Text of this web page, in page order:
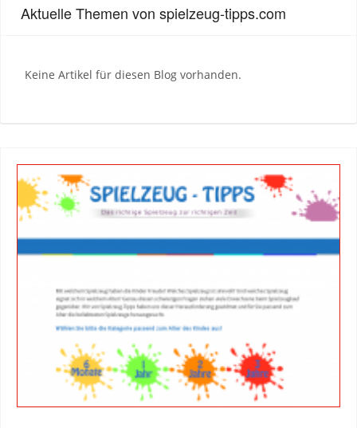
Aktuelle Themen von spielzeug-tipps.com
Keine Artikel für diesen Blog vorhanden.